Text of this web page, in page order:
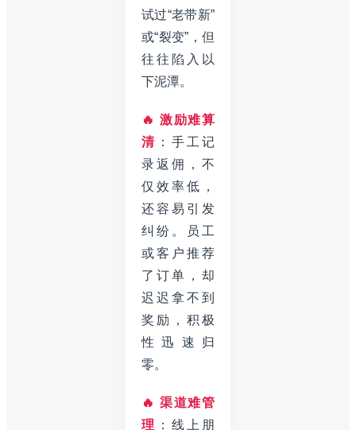
试过“老带新”
或“裂变”，但
往往陷入以
下泥潭。
🔥 激励难算
清 ：手工记
录返佣，不
仅效率低，
还容易引发
纠纷。员工
或客户推荐
了订单，却
迟迟拿不到
奖励，积极
性迅速归
零。
🔥 渠道难管
理
：线上朋